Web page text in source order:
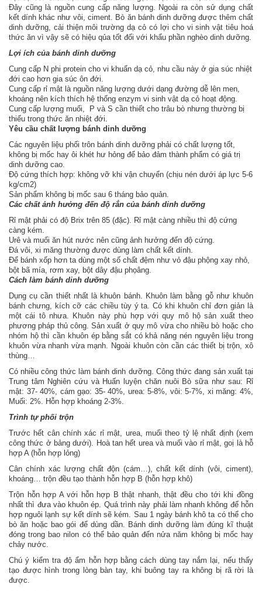
Đây cũng là nguồn cung cấp năng lượng. Ngoài ra còn sử dụng chất
kết dính khác như vôi, ciment. Bò ăn bánh dinh dưỡng được thêm chất
dinh dưỡng, cải thiện môi trường dạ cỏ có lợi cho vi sinh vật tiêu hoá
thức ăn vì vậy sẽ có hiệu qủa tốt đối với khẩu phần nghèo dinh dưỡng.
Lợi ích của bánh dinh dưỡng
Cung cấp N phi protein cho vi khuẩn dạ cỏ, nhu cầu này ở gia súc nhiệt
đới cao hơn gia súc ôn đới.
Cung cấp rỉ mật là nguồn năng lượng dưới dạng đường dễ lên men,
khoáng nên kích thích hệ thống enzym vi sinh vật dạ cỏ hoạt động.
Cung cấp lượng muối, P và S cần thiết cho trâu bò nhưng thường bị
thiếu trong thức ăn nhiệt đới.
Yêu cầu chất lượng bánh dinh dưỡng
Các nguyên liệu phối trôn bánh dinh dưỡng phải có chất lượng tốt,
không bị mốc hay ôi khét hư hỏng để bảo đảm thành phẩm có giá trị
dinh dưỡng cao.
Độ cứng thích hợp: không vỡ khi vận chuyển (chịu nén dưới áp lực 5-6
kg/cm2)
Sản phẩm không bị mốc sau 6 tháng bảo quản.
Các chất ảnh hưởng đến độ rắn của bánh dinh dưỡng
Rỉ mật phải có độ Brix trên 85 (đặc). Rỉ mật càng nhiều thì độ cứng
càng kém.
Urê và muối ăn hút nước nên cũng ảnh hưởng đến độ cứng.
Đá vôi, xi măng thường được dùng làm chất kết dính.
Để bánh xốp hơn ta dùng một số chất đệm như vỏ đậu phộng xay nhỏ,
bột bã mía, rơm xay, bột dây đậu phọâng.
Cách làm bánh dinh dưỡng
Dụng cụ cần thiết nhất là khuôn bánh. Khuôn làm bằng gỗ như khuôn
bánh chưng, kích cỡ các chiều tùy ý ta. Có khi khuôn chỉ đơn giản là
một cái tô nhưa. Khuôn này phù hợp với quy mô hộ sản xuất theo
phương pháp thủ công. Sản xuất ở quy mô vừa cho nhiều bò hoặc cho
nhóm hộ thì cần khuôn ép bằng sắt có khả năng nén nguyên liệu trong
khuôn vừa nhanh vừa mạnh. Ngoài khuôn còn cần các thiết bị trộn, xô
thùng…
Có nhiều công thức làm bánh dinh dưỡng. Công thức đang sản xuất tại
Trung tâm Nghiên cứu và Huấn luyện chăn nuôi Bò sữa như sau: Rỉ
mật: 37- 40%, cám gạo: 35- 40%, urea: 5-8%, vôi: 5-7%, xi măng: 4%,
Muối: 2%. Hỗn hợp khoáng 2-3%.
Trình tự phối trộn
Trước hết cân chính xác rỉ mật, urea, muối theo tỷ lệ nhất định (xem
công thức ở bảng dưới). Hoà tan hết urea và muối vào rỉ mật, goị là hỗ
hợp A (hỗn hợp lỏng)
Cân chính xác lượng chất độn (cám…), chất kết dính (vôi, ciment),
khoáng… trộn đều tạo thành hỗn hợp B (hỗn hợp khô)
Trộn hỗn hợp A với hỗn hợp B thật nhanh, thật đều cho tới khi đồng
nhất thì đưa vào khuôn ép. Quá trình này phải làm nhanh không để hỗn
hợp nguôi lạnh sự kết dính sẽ kém. Sau 1 ngày bánh khô ta có thể cho
bò ăn hoặc bao gói để dùng dần. Bánh dinh dưỡng làm đúng kĩ thuật
đóng trong bao nilon có thể bảo quản đến nửa năm không bị mốc hay
chảy nước.
Chú ý kiểm tra độ ẩm hỗn hợp bằng cách dùng tay nắm lại, nếu thấy
tạo được hình trong lòng bàn tay, khi buông tay ra không bị rã rời là
được.